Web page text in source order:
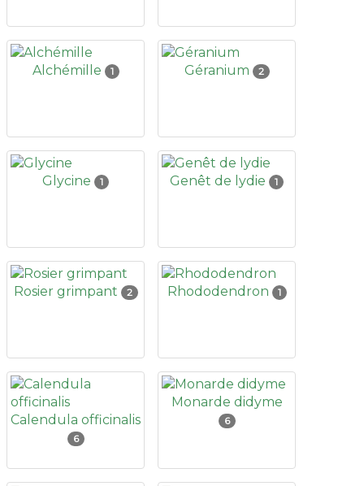
Alchémille 1 Géranium 2
Glycine 1 Genêt de lydie 1
Rosier grimpant 2 Rhododendron 1
Calendula officinalis
6
Monarde didyme
6